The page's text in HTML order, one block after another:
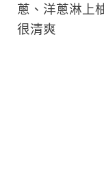
蔥、洋蔥淋上
很清爽